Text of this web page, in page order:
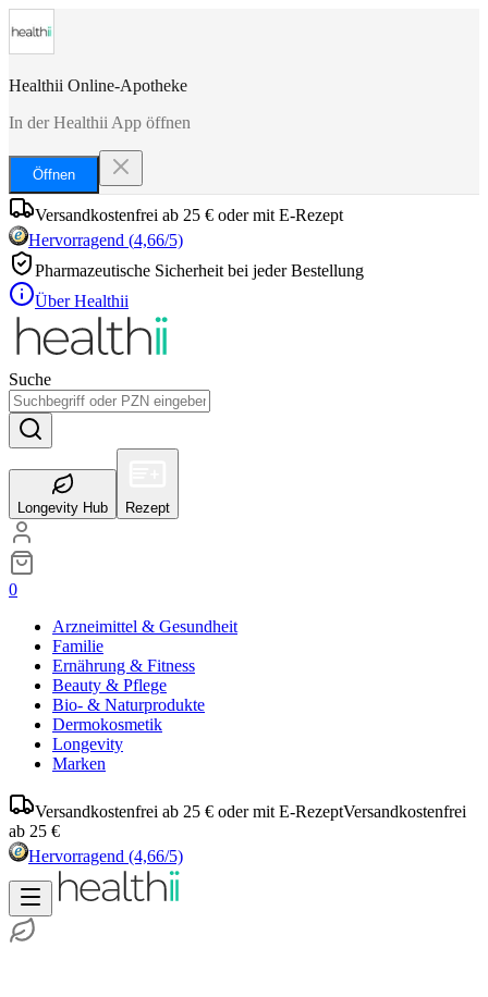
Healthii Online-Apotheke
In der Healthii App öffnen
Öffnen
Versandkostenfrei ab 25 € oder mit E-Rezept
Hervorragend (4,66/5)
Pharmazeutische Sicherheit bei jeder Bestellung
Über Healthii
Suche
Longevity Hub Rezept
0
Arzneimittel & Gesundheit
Familie
Ernährung & Fitness
Beauty & Pflege
Bio- & Naturprodukte
Dermokosmetik
Longevity
Marken
Versandkostenfrei ab 25 € oder mit E-RezeptVersandkostenfrei
ab 25 €
Hervorragend (4,66/5)